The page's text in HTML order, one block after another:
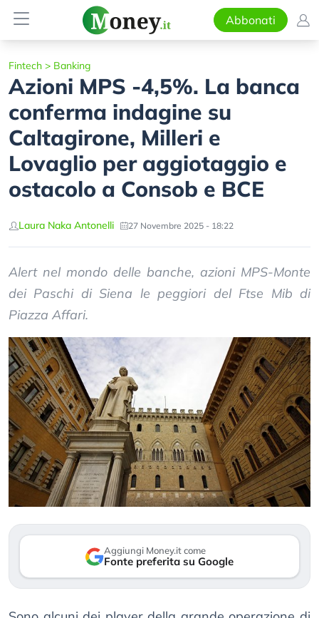
Abbonati
Fintech > Banking
Azioni MPS -4,5%. La banca
conferma indagine su
Caltagirone, Milleri e
Lovaglio per aggiotaggio e
ostacolo a Consob e BCE
Laura Naka Antonelli 27 Novembre 2025 - 18:22
Alert nel mondo delle banche, azioni MPS-Monte
dei Paschi di Siena le peggiori del Ftse Mib di
Piazza Affari.
Aggiungi Money.it come
Fonte preferita su Google